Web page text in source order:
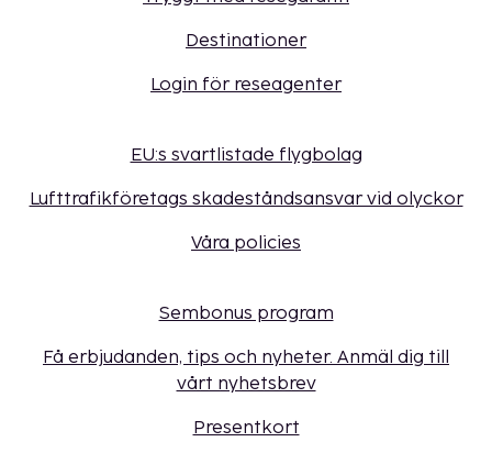
Destinationer
Login för reseagenter
EU:s svartlistade flygbolag
Lufttrafikföretags skadeståndsansvar vid olyckor
Våra policies
Sembonus program
Få erbjudanden, tips och nyheter. Anmäl dig till
vårt nyhetsbrev
Presentkort